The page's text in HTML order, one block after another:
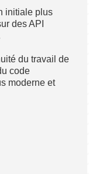
initiale plus
des API
du travail de
code
moderne et